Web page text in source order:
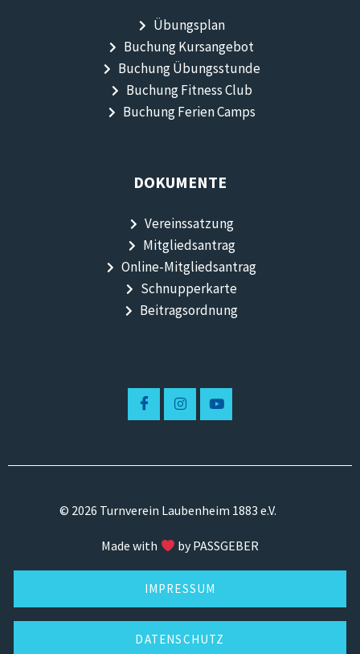
Übungsplan
Buchung Kursangebot
Buchung Übungsstunde
Buchung Fitness Club
Buchung Ferien Camps
DOKUMENTE
Vereinssatzung
Mitgliedsantrag
Online-Mitgliedsantrag
Schnupperkarte
Beitragsordnung
© 2026 Turnverein Laubenheim 1883 e.V.
Made with by PASSGEBER
IMPRESSUM
DATENSCHUTZ